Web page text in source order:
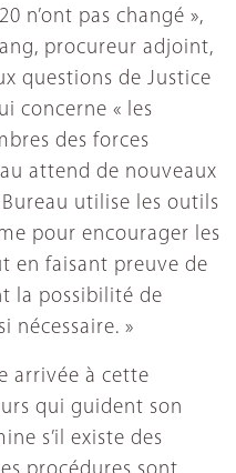
n’ont pas changé »,
procureur adjoint,
questions de Justice
concerne « les
des forces
attend de nouveaux
utilise les outils
pour encourager les
en faisant preuve de
la possibilité de
nécessaire. »
arrivée à cette
qui guident son
s’il existe des